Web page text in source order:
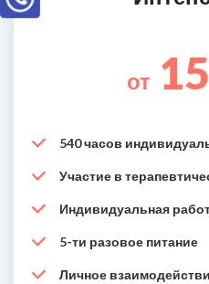
от
540 часов
Участие в
Индивидуальная
5-ти разовое питание
Личное